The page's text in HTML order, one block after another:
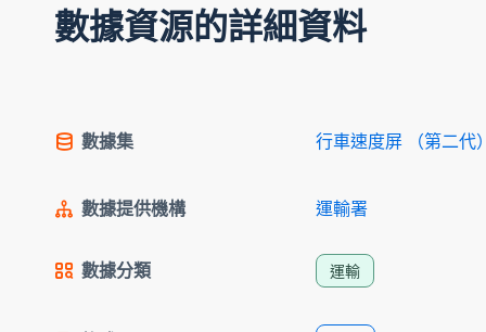
數據資源的詳細資料
數據集 行車速度屏 （第二代
數據提供機構 運輸署
數據分類 運輸